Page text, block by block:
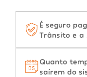
É seguro
Trânsito e a
Quanto
saírem do